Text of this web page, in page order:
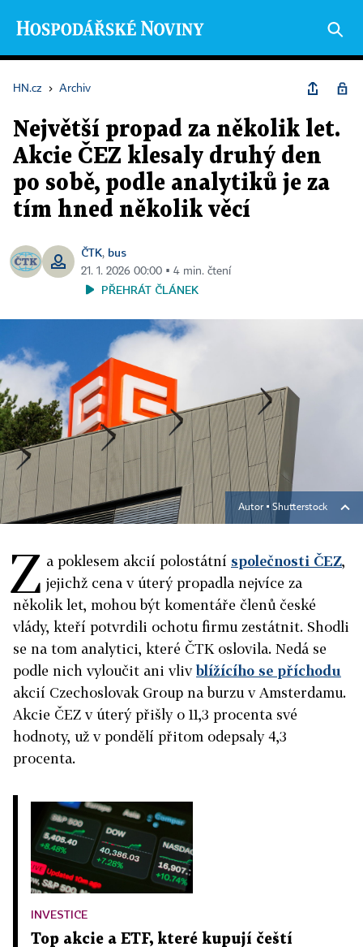
HN.cz › Archiv
Největší propad za několik let.
Akcie ČEZ klesaly druhý den
po sobě, podle analytiků je za
tím hned několik věcí
ČTK, bus
21. 1. 2026 00:00 ▪ 4 min. čtení
PŘEHRÁT ČLÁNEK
Autor ▪ Shutterstock
Z a poklesem akcií polostátní společnosti ČEZ,
jejichž cena v úterý propadla nejvíce za
několik let, mohou být komentáře členů české
vlády, kteří potvrdili ochotu firmu zestátnit. Shodli
se na tom analytici, které ČTK oslovila. Nedá se
podle nich vyloučit ani vlivblížícího se příchodu
akcií Czechoslovak Group na burzu v Amsterdamu.
Akcie ČEZ v úterý přišly o 11,3 procenta své
hodnoty, už v pondělí přitom odepsaly 4,3
procenta.
INVESTICE
Top akcie a ETF, které kupují čeští